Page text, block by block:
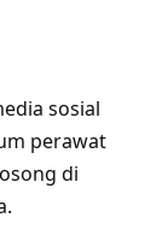
sosial
perawat
di